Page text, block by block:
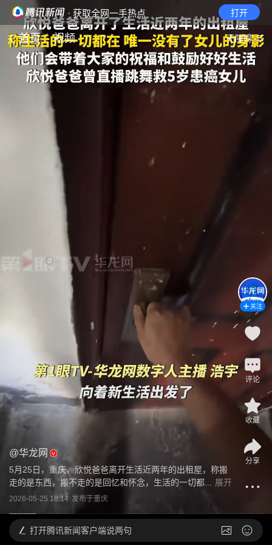
· 获取全网一手热点 打开
首页 视频 无障碍
@华龙网
5月25日，重庆，欣悦爸爸离开生活近两年的出租屋，称搬
走的是东西，搬不走的是回忆和怀念，生活的一切都...
展开
2026-05-25 18:14 发布于重庆
关注
评论
收藏
分享
打开腾讯新闻客户端说两句